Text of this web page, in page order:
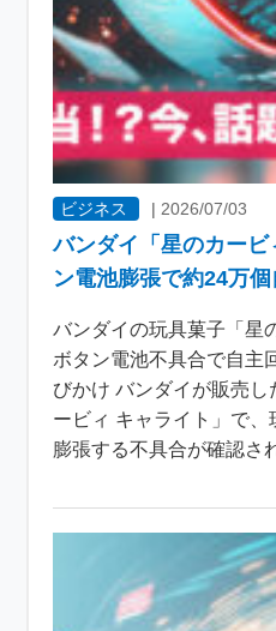
ビジネス | 2026/07/03
バンダイ「星のカー
ン電池膨張で約24万個
バンダイの玩具菓子「星
ボタン電池不具合で自
びかけ バンダイが販売
ービィ キャライト」で
膨張する不具合が確認さ